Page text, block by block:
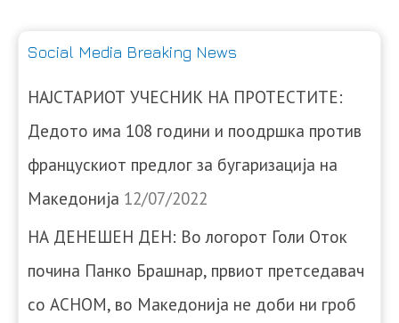
Social Media Breaking News
НАЈСТАРИОТ УЧЕСНИК НА ПРОТЕСТИТЕ:
Дедото има 108 години и поодршка против
францускиот предлог за бугаризација на
Македонија 12/07/2022
НА ДЕНЕШЕН ДЕН: Во логорот Голи Оток
почина Панко Брашнар, првиот претседавач
со АСНОМ, во Македонија не доби ни гроб